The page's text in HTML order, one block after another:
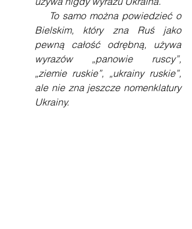
To samo można powiedzieć o
Bielskim, który zna Ruś jako
pewną całość odrębną, używa
wyrazów „panowie ruscy”,
„ziemie ruskie”, „ukrainy ruskie”,
ale nie zna jeszcze nomenklatury
Ukrainy.